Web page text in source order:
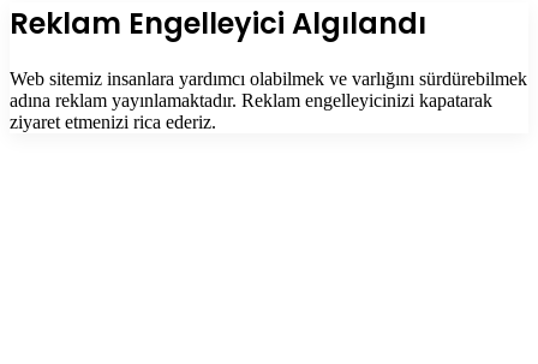
Kapalı
Reklam Engelleyici Algılandı
Web sitemiz insanlara yardımcı olabilmek ve varlığını sürdürebilmek
adına reklam yayınlamaktadır. Reklam engelleyicinizi kapatarak
ziyaret etmenizi rica ederiz.